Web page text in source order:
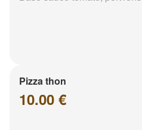
Pizza thon
10.00 €